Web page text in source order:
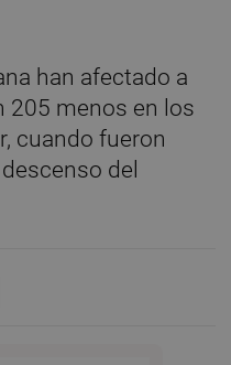
han afectado a
205 menos en los
cuando fueron
del